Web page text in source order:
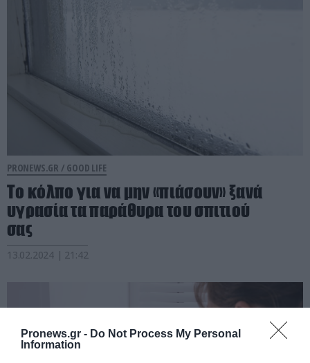
Pronews.gr - Do Not Process My Personal
Information
PRONEWS.GR / GOOD LIFE
Το κόλπο για να μην «πιάσουν» ξανά
υγρασία τα παράθυρα του σπιτιού
σας
13.02.2024 | 21:42